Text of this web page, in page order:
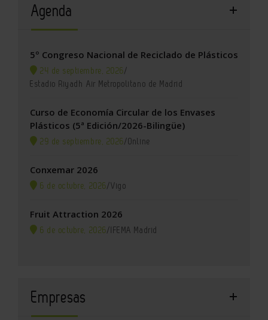
Agenda
5º Congreso Nacional de Reciclado de Plásticos
24 de septiembre, 2026/
Estadio Riyadh Air Metropolitano de Madrid
Curso de Economía Circular de los Envases
Plásticos (5ª Edición/2026-Bilingüe)
29 de septiembre, 2026/Online
Conxemar 2026
6 de octubre, 2026/Vigo
Fruit Attraction 2026
6 de octubre, 2026/IFEMA Madrid
Empresas